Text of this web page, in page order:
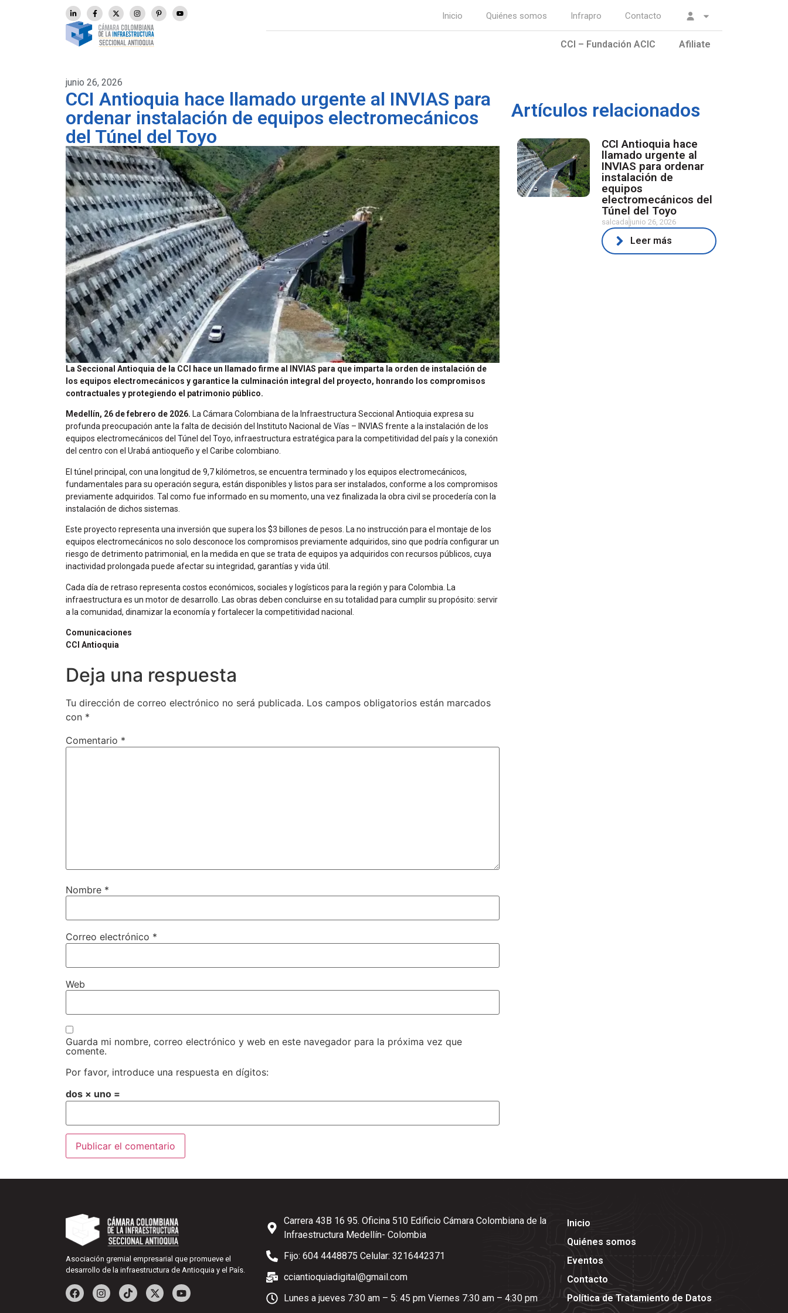
Inicio Quiénes somos Infrapro Contacto
CCI – Fundación ACIC Afiliate
junio 26, 2026
CCI Antioquia hace llamado urgente al INVIAS para
ordenar instalación de equipos electromecánicos
del Túnel del Toyo
La Seccional Antioquia de la CCI hace un llamado firme al INVIAS para que imparta la orden de instalación de
los equipos electromecánicos y garantice la culminación integral del proyecto, honrando los compromisos
contractuales y protegiendo el patrimonio público.
Medellín, 26 de febrero de 2026. La Cámara Colombiana de la Infraestructura Seccional Antioquia expresa su
profunda preocupación ante la falta de decisión del Instituto Nacional de Vías – INVIAS frente a la instalación de los
equipos electromecánicos del Túnel del Toyo, infraestructura estratégica para la competitividad del país y la conexión
del centro con el Urabá antioqueño y el Caribe colombiano.
El túnel principal, con una longitud de 9,7 kilómetros, se encuentra terminado y los equipos electromecánicos,
fundamentales para su operación segura, están disponibles y listos para ser instalados, conforme a los compromisos
previamente adquiridos. Tal como fue informado en su momento, una vez finalizada la obra civil se procedería con la
instalación de dichos sistemas.
Este proyecto representa una inversión que supera los $3 billones de pesos. La no instrucción para el montaje de los
equipos electromecánicos no solo desconoce los compromisos previamente adquiridos, sino que podría configurar un
riesgo de detrimento patrimonial, en la medida en que se trata de equipos ya adquiridos con recursos públicos, cuya
inactividad prolongada puede afectar su integridad, garantías y vida útil.
Cada día de retraso representa costos económicos, sociales y logísticos para la región y para Colombia. La
infraestructura es un motor de desarrollo. Las obras deben concluirse en su totalidad para cumplir su propósito: servir
a la comunidad, dinamizar la economía y fortalecer la competitividad nacional.
Comunicaciones
CCI Antioquia
Deja una respuesta
Tu dirección de correo electrónico no será publicada. Los campos obligatorios están marcados
con *
Comentario *
Nombre *
Correo electrónico *
Web
Guarda mi nombre, correo electrónico y web en este navegador para la próxima vez que
comente.
Por favor, introduce una respuesta en dígitos:
dos × uno =
Artículos relacionados
CCI Antioquia hace
llamado urgente al
INVIAS para ordenar
instalación de
equipos
electromecánicos del
Túnel del Toyo
salcada junio 26, 2026
Leer más
Asociación gremial empresarial que promueve el
desarrollo de la infraestructura de Antioquia y el País.
Carrera 43B 16 95. Oficina 510 Edificio Cámara Colombiana de la
Infraestructura Medellín- Colombia
Fijo: 604 4448875 Celular: 3216442371
cciantioquiadigital@gmail.com
Lunes a jueves 7:30 am – 5: 45 pm Viernes 7:30 am – 4:30 pm
Inicio
Quiénes somos
Eventos
Contacto
Política de Tratamiento de Datos